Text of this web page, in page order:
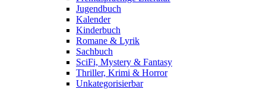
Jugendbuch
Kalender
Kinderbuch
Romane & Lyrik
Sachbuch
SciFi, Mystery & Fantasy
Thriller, Krimi & Horror
Unkategorisierbar